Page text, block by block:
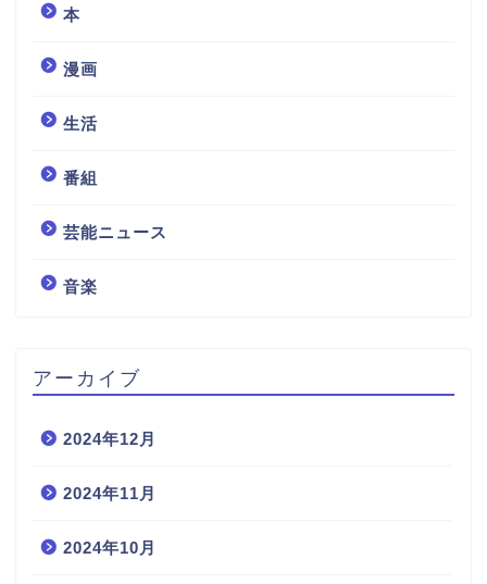
本
漫画
生活
番組
芸能ニュース
音楽
アーカイブ
2024年12月
2024年11月
2024年10月